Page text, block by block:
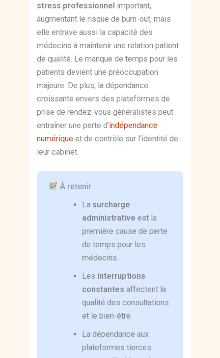
stress professionnel important,
augmentant le risque de burn-out, mais
elle entrave aussi la capacité des
médecins à maintenir une relation patient
de qualité. Le manque de temps pour les
patients devient une préoccupation
majeure. De plus, la dépendance
croissante envers des plateformes de
prise de rendez-vous généralistes peut
entraîner une perte d’indépendance
numérique et de contrôle sur l’identité de
leur cabinet.
À retenir
La surcharge
administrative est la
première cause de perte
de temps pour les
médecins.
Les interruptions
constantes affectent la
qualité des consultations
et le bien-être.
La dépendance aux
plateformes tierces